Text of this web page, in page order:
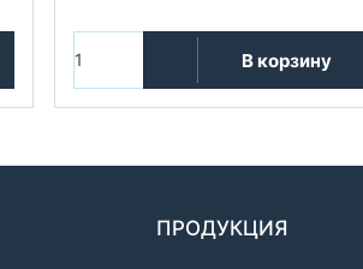
В корзину
ПРОДУКЦИЯ